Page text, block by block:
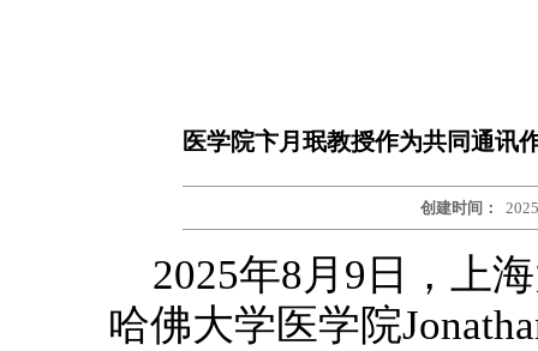
医学院卞月珉教授作为共同通讯
创建时间：
2025年8月9日，上
哈佛大学医学院